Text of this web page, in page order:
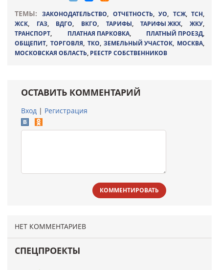
ТЕМЫ:
ЗАКОНОДАТЕЛЬСТВО, ОТЧЕТНОСТЬ, УО, ТСЖ, ТСН,
ЖСК, ГАЗ, ВДГО, ВКГО, ТАРИФЫ,ТАРИФЫ ЖКХ,ЖКУ,
ТРАНСПОРТ, ПЛАТНАЯ ПАРКОВКА, ПЛАТНЫЙ ПРОЕЗД,
ОБЩЕПИТ, ТОРГОВЛЯ, ТКО,ЗЕМЕЛЬНЫЙ УЧАСТОК, МОСКВА,
МОСКОВСКАЯ ОБЛАСТЬ, РЕЕСТР СОБСТВЕННИКОВ
ОСТАВИТЬ КОММЕНТАРИЙ
Вход | Регистрация
КОММЕНТИРОВАТЬ
НЕТ КОММЕНТАРИЕВ
СПЕЦПРОЕКТЫ